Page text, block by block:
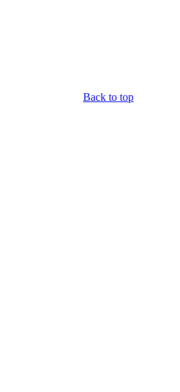
Back to top